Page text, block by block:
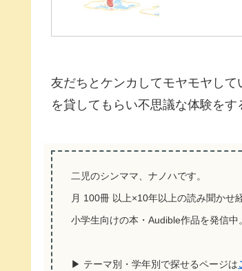
友だちとケンカしてモヤモヤし
を貸してもらい不思議な体験をす
二児のシンママ、ナノハです。
月 100冊 以上×10年以上の読み聞かせ
小学生向けの本・Audible作品を発信中。
▶ テーマ別・学年別で探せるページは